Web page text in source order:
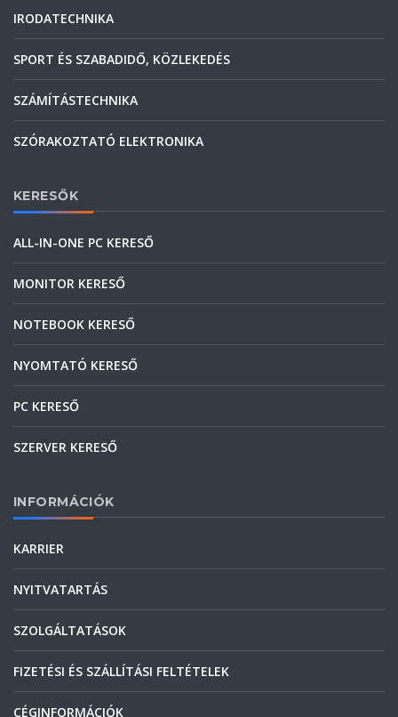
IRODATECHNIKA
SPORT ÉS SZABADIDŐ, KÖZLEKEDÉS
SZÁMÍTÁSTECHNIKA
SZÓRAKOZTATÓ ELEKTRONIKA
KERESŐK
ALL-IN-ONE PC KERESŐ
MONITOR KERESŐ
NOTEBOOK KERESŐ
NYOMTATÓ KERESŐ
PC KERESŐ
SZERVER KERESŐ
INFORMÁCIÓK
KARRIER
NYITVATARTÁS
SZOLGÁLTATÁSOK
FIZETÉSI ÉS SZÁLLÍTÁSI FELTÉTELEK
CÉGINFORMÁCIÓK